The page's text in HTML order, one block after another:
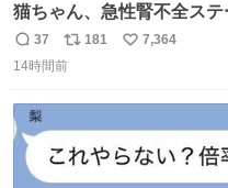
猫ちゃん、急性腎不全ステ
になりました😭点滴も週
と2、3日持たないって言
道泣きながら歩いてたら向
た🫠
返
信
37
リ
ポ
数
181
い
7,364
14時間前